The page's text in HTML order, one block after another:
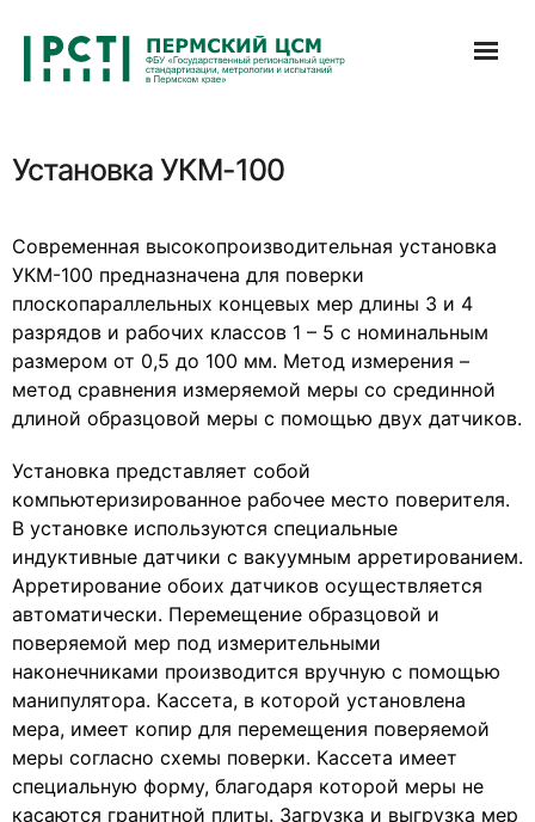
содержимому
Установка УКМ-100
Современная высокопроизводительная установка
УКМ-100 предназначена для поверки
плоскопараллельных концевых мер длины 3 и 4
разрядов и рабочих классов 1 – 5 с номинальным
размером от 0,5 до 100 мм. Метод измерения –
метод сравнения измеряемой меры со срединной
длиной образцовой меры с помощью двух датчиков.
Установка представляет собой
компьютеризированное рабочее место поверителя.
В установке используются специальные
индуктивные датчики с вакуумным арретированием.
Арретирование обоих датчиков осуществляется
автоматически. Перемещение образцовой и
поверяемой мер под измерительными
наконечниками производится вручную с помощью
манипулятора. Кассета, в которой установлена
мера, имеет копир для перемещения поверяемой
меры согласно схемы поверки. Кассета имеет
специальную форму, благодаря которой меры не
касаются гранитной плиты. Загрузка и выгрузка мер